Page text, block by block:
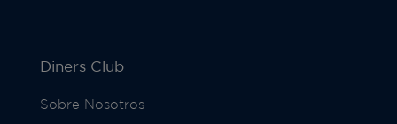
Diners Club
Sobre Nosotros